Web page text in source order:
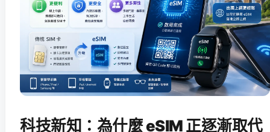
科技新知：為什麼 eSIM 正逐漸取代